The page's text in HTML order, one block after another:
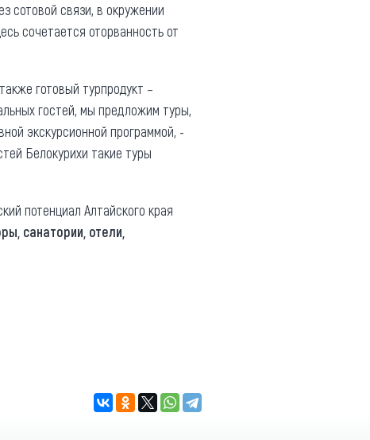
сотовой связи, в окружении
сочетается оторванность от
готовый турпродукт –
гостей, мы предложим туры,
экскурсионной программой, -
Белокурихи такие туры
потенциал Алтайского края
санатории, отели,